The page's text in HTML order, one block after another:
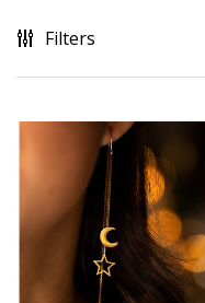
Filters